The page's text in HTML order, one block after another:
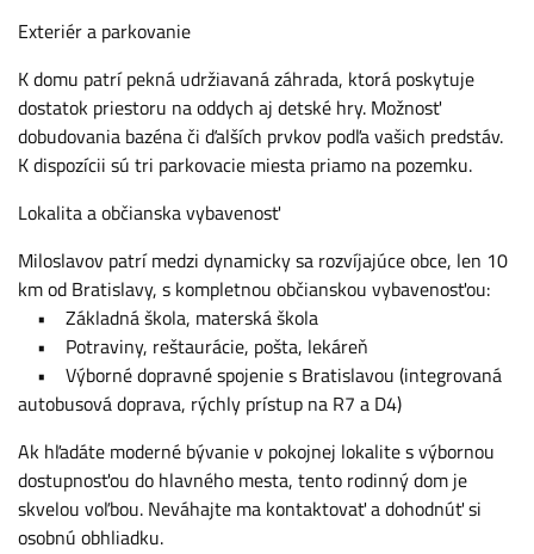
Exteriér a parkovanie
K domu patrí pekná udržiavaná záhrada, ktorá poskytuje
dostatok priestoru na oddych aj detské hry. Možnosť
dobudovania bazéna či ďalších prvkov podľa vašich predstáv.
K dispozícii sú tri parkovacie miesta priamo na pozemku.
Lokalita a občianska vybavenosť
Miloslavov patrí medzi dynamicky sa rozvíjajúce obce, len 10
km od Bratislavy, s kompletnou občianskou vybavenosťou:
• Základná škola, materská škola
• Potraviny, reštaurácie, pošta, lekáreň
• Výborné dopravné spojenie s Bratislavou (integrovaná
autobusová doprava, rýchly prístup na R7 a D4)
Ak hľadáte moderné bývanie v pokojnej lokalite s výbornou
dostupnosťou do hlavného mesta, tento rodinný dom je
skvelou voľbou. Neváhajte ma kontaktovať a dohodnúť si
osobnú obhliadku.